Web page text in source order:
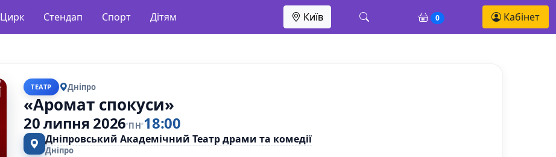
Цирк Стендап Спорт Дітям Київ 0 Кабінет
ТЕАТР Дніпро
«Аромат спокуси»
20 липня 2026 ПН 18:00
Дніпровський Академічний Театр драми та комедії
Дніпро